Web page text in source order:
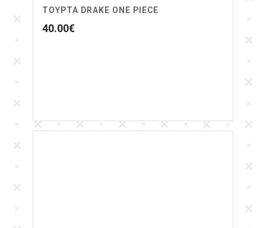
ΤΟΎΡΤΑ DRAKE ONE PIECE
40.00€